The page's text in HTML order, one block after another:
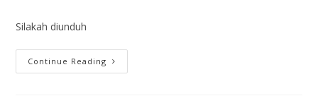
Silakah diunduh
Continue Reading